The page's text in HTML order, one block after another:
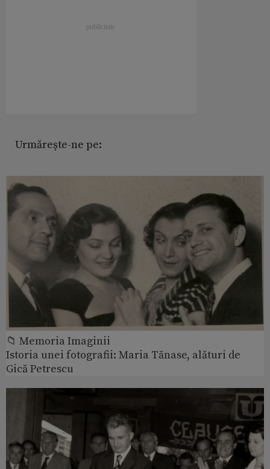
Urmărește-ne pe:
📁 Memoria Imaginii
Istoria unei fotografii: Maria Tănase, alături de
Gică Petrescu